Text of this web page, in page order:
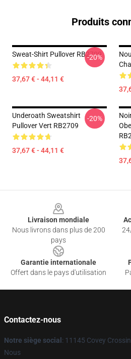
Produits
Sweat-Shirt Pullover RB2709
37,67 € - 44,11 €
-20%
Underoath Sweatshirt
Pullover Vert RB2709
37,67 € - 44,11 €
-20%
Livraison mondiale
Nous livrons dans plus de 200
pays
Garantie internationale
Offert dans le pays d'utilisation
Contactez-nous
Notre siège social : 11145 Covey
Nous